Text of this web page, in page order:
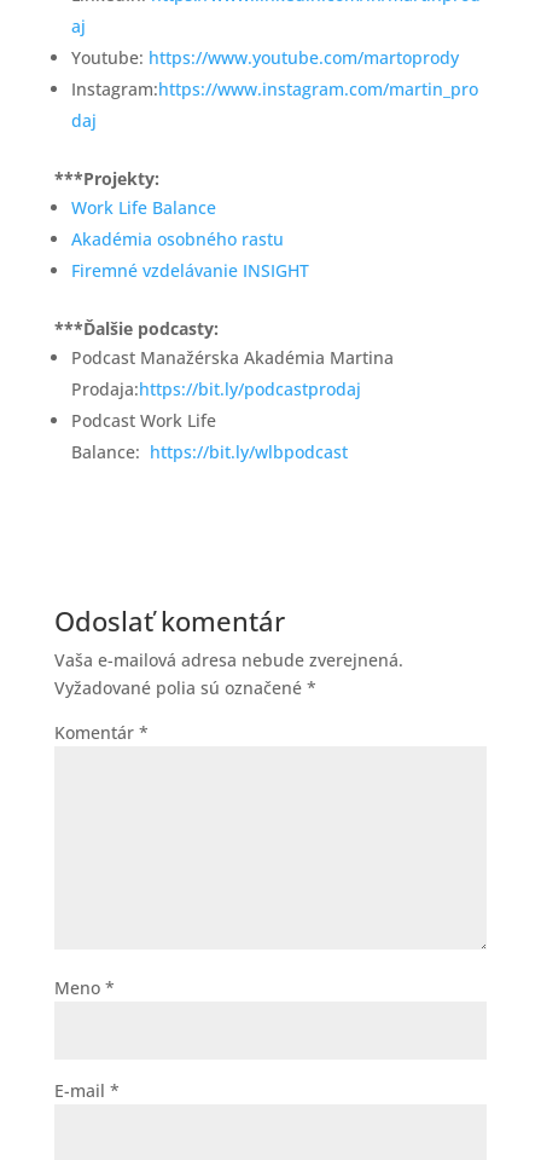
aj
Youtube: https://www.youtube.com/martoprody
Instagram:https://www.instagram.com/martin_pro
daj
***Projekty:
Work Life Balance
Akadémia osobného rastu
Firemné vzdelávanie INSIGHT
***Ďalšie podcasty:
Podcast Manažérska Akadémia Martina
Prodaja:https://bit.ly/podcastprodaj
Podcast Work Life
Balance: https://bit.ly/wlbpodcast
Odoslať komentár
Vaša e-mailová adresa nebude zverejnená.
Vyžadované polia sú označené *
Komentár *
Meno *
E-mail *